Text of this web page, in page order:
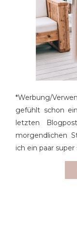
*Werbung/
gefühlt schon
letzten
morgendlichen
ich ein paar